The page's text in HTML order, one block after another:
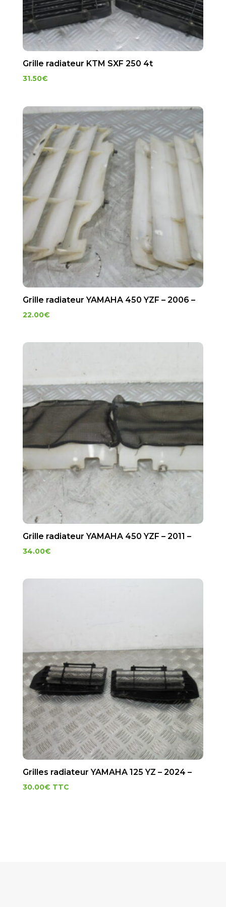
Grille radiateur KTM SXF 250 4t
31.50€
Grille radiateur YAMAHA 450 YZF – 2006 –
22.00€
Grille radiateur YAMAHA 450 YZF – 2011 –
34.00€
Grilles radiateur YAMAHA 125 YZ – 2024 –
30.00€ TTC